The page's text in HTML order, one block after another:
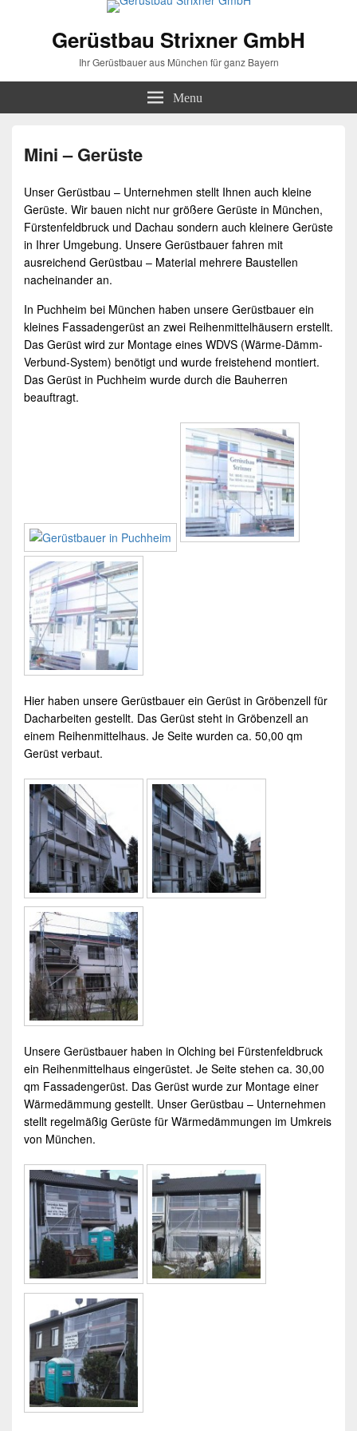
Gerüstbau Strixner GmbH
Ihr Gerüstbauer aus München für ganz Bayern
Menu
Mini – Gerüste
Unser Gerüstbau – Unternehmen stellt Ihnen auch kleine
Gerüste. Wir bauen nicht nur größere Gerüste in München,
Fürstenfeldbruck und Dachau sondern auch kleinere Gerüste
in Ihrer Umgebung. Unsere Gerüstbauer fahren mit
ausreichend Gerüstbau – Material mehrere Baustellen
nacheinander an.
In Puchheim bei München haben unsere Gerüstbauer ein
kleines Fassadengerüst an zwei Reihenmittelhäusern erstellt.
Das Gerüst wird zur Montage eines WDVS (Wärme-Dämm-
Verbund-System) benötigt und wurde freistehend montiert.
Das Gerüst in Puchheim wurde durch die Bauherren
beauftragt.
Hier haben unsere Gerüstbauer ein Gerüst in Gröbenzell für
Dacharbeiten gestellt. Das Gerüst steht in Gröbenzell an
einem Reihenmittelhaus. Je Seite wurden ca. 50,00 qm
Gerüst verbaut.
Unsere Gerüstbauer haben in Olching bei Fürstenfeldbruck
ein Reihenmittelhaus eingerüstet. Je Seite stehen ca. 30,00
qm Fassadengerüst. Das Gerüst wurde zur Montage einer
Wärmedämmung gestellt. Unser Gerüstbau – Unternehmen
stellt regelmäßig Gerüste für Wärmedämmungen im Umkreis
von München.